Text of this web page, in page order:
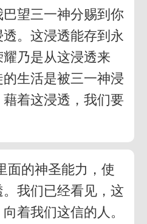
望三一神分赐到你
。这浸透能存到永
乃是从这浸透来
生活是被三一神浸
着这浸透，我们要
面的神圣能力，使
我们已经看见，这
着我们这信的人。